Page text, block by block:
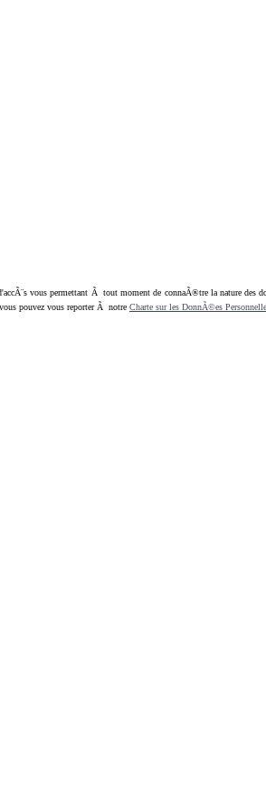
vous permettant Ã tout moment de connaÃ®tre la nature des
pouvez vous reporter Ã notre Charte sur les DonnÃ©es